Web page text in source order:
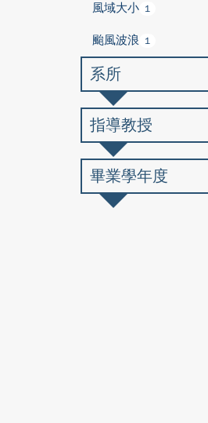
風域大小 1
颱風波浪 1
系所
指導教授
畢業學年度